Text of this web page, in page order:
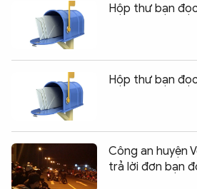
Hộp thư bạn
Hộp thư bạn
Công an huyện
trả lời đơn bạn